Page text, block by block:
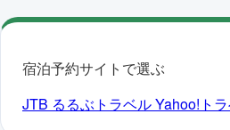
宿泊予約サイトで選ぶ
JTB るるぶトラベルYahoo!ト